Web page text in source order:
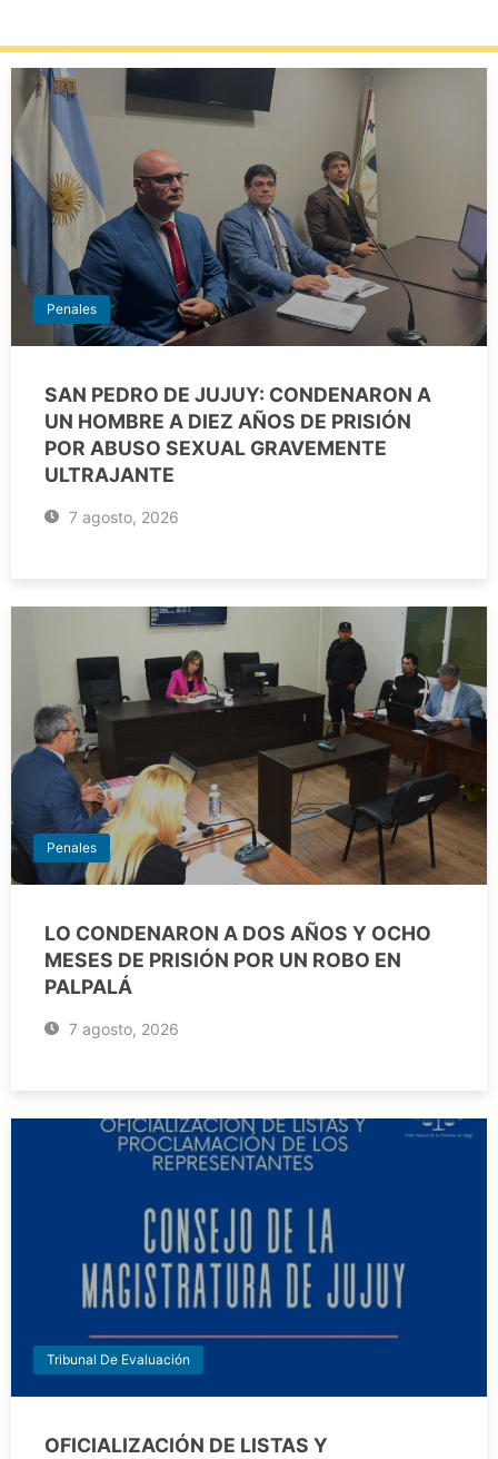
Penales
SAN PEDRO DE JUJUY: CONDENARON A
UN HOMBRE A DIEZ AÑOS DE PRISIÓN
POR ABUSO SEXUAL GRAVEMENTE
ULTRAJANTE
7 agosto, 2026
Penales
LO CONDENARON A DOS AÑOS Y OCHO
MESES DE PRISIÓN POR UN ROBO EN
PALPALÁ
7 agosto, 2026
Tribunal De Evaluación
OFICIALIZACIÓN DE LISTAS Y